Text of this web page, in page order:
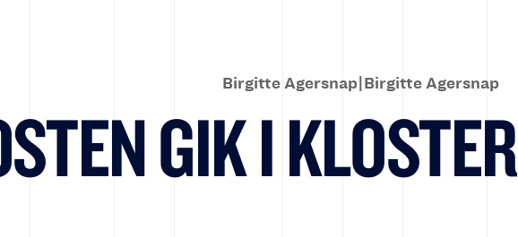
Birgitte Agersnap|Birgitte Agersnap
GIK I KLOSTER